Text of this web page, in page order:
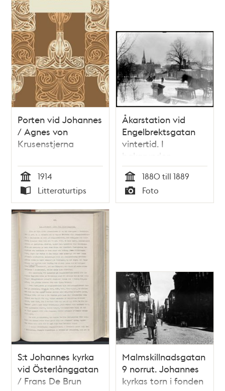
Porten vid Johannes
/ Agnes von
Krusenstjerna
Tid
1914
Typ
Litteraturtips
Åkarstation vid
Engelbrektsgatan
vintertid. I
bakgrunden
Johannes kyrka
Tid
1880 till 1889
Typ
Foto
S:t Johannes kyrka
vid Österlånggatan
/ Frans De Brun
Malmskillnadsgatan
9 norrut. Johannes
kyrkas torn i fonden